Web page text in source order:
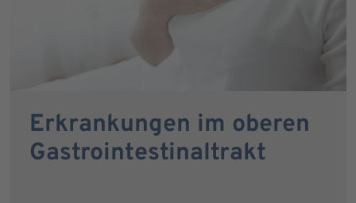
Erkrankungen im oberen
Gastrointestinaltrakt